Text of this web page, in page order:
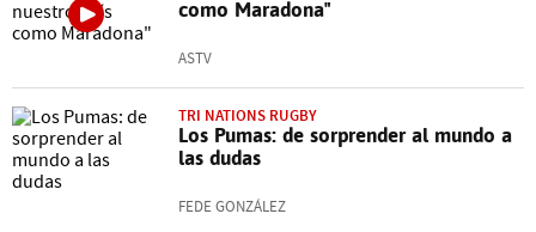
como Maradona"
ASTV
TRI NATIONS RUGBY
Los Pumas: de sorprender al mundo a
las dudas
FEDE GONZÁLEZ